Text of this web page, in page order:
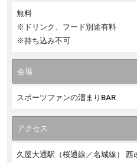
vs.アイルランド
※ライブ放映予定なし
2025年11月16日21:40
※日本時間
※ライブ放映予定なし
現地観戦チケット手配はこちら
無料
※ドリンク、フード別途有料
※持ち込み不可
会場
スポーツファンの溜まりBAR
アクセス
久屋大通駅（桜通線／名城線） 西